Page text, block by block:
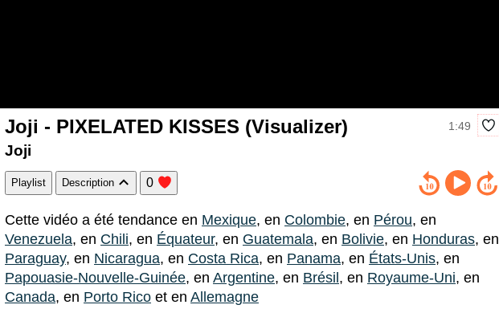
Joji - PIXELATED KISSES (Visualizer) 1:49
Joji
Playlist Description 0
Cette vidéo a été tendance en Mexique, en Colombie, en Pérou, en
Venezuela, en Chili, en Équateur, en Guatemala, en Bolivie, en Honduras, en
Paraguay, en Nicaragua, en Costa Rica, en Panama, en États-Unis, en
Papouasie-Nouvelle-Guinée, en Argentine, en Brésil , en Royaume-Uni, en
Canada, en Porto Rico et en Allemagne